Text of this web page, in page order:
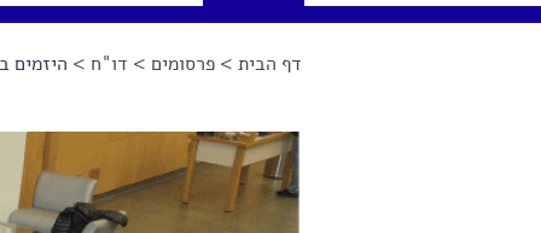
הינך נמצא כאן
דף הבית >פרסומים > דו"ח > היזמים